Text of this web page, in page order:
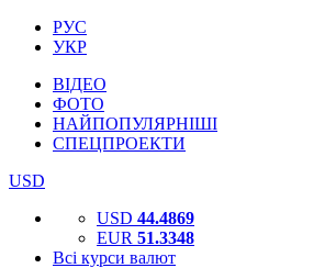
РУС
УКР
ВІДЕО
ФОТО
НАЙПОПУЛЯРНІШІ
СПЕЦПРОЕКТИ
USD
USD 44.4869
EUR 51.3348
Всі курси валют